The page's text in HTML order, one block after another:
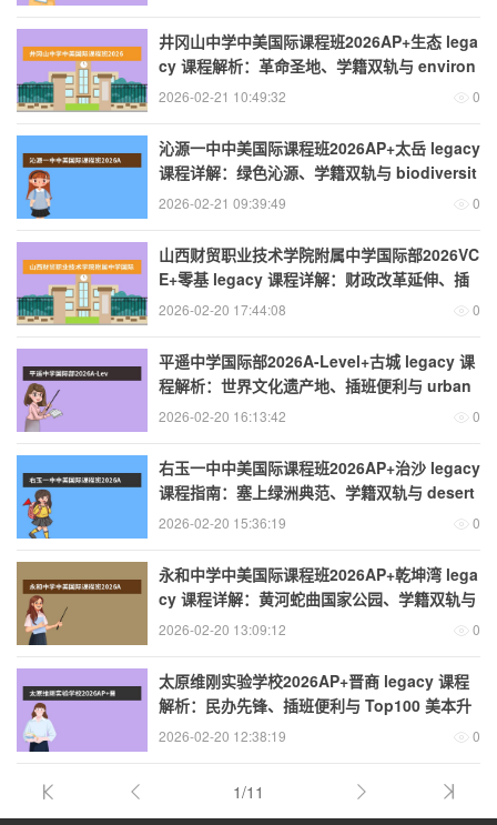
井冈山中学中美国际课程班2026AP+生态 lega
cy 课程解析：革命圣地、学籍双轨与 environ
mental governance
2026-02-21 10:49:32 0
沁源一中中美国际课程班2026AP+太岳 legacy
课程详解：绿色沁源、学籍双轨与 biodiversit
y informatics
2026-02-21 09:39:49 0
山西财贸职业技术学院附属中学国际部2026VC
E+零基 legacy 课程详解：财政改革延伸、插
班便利与澳洲 public finance
2026-02-20 17:44:08 0
平遥中学国际部2026A-Level+古城 legacy 课
程解析：世界文化遗产地、插班便利与 urban
conservation
2026-02-20 16:13:42 0
右玉一中中美国际课程班2026AP+治沙 legacy
课程指南：塞上绿洲典范、学籍双轨与 desert
resilience
2026-02-20 15:36:19 0
永和中学中美国际课程班2026AP+乾坤湾 lega
cy 课程详解：黄河蛇曲国家公园、学籍双轨与
geotourism safety
2026-02-20 13:09:12 0
太原维刚实验学校2026AP+晋商 legacy 课程
解析：民办先锋、插班便利与 Top100 美本升
学
2026-02-20 12:38:19 0
1/11